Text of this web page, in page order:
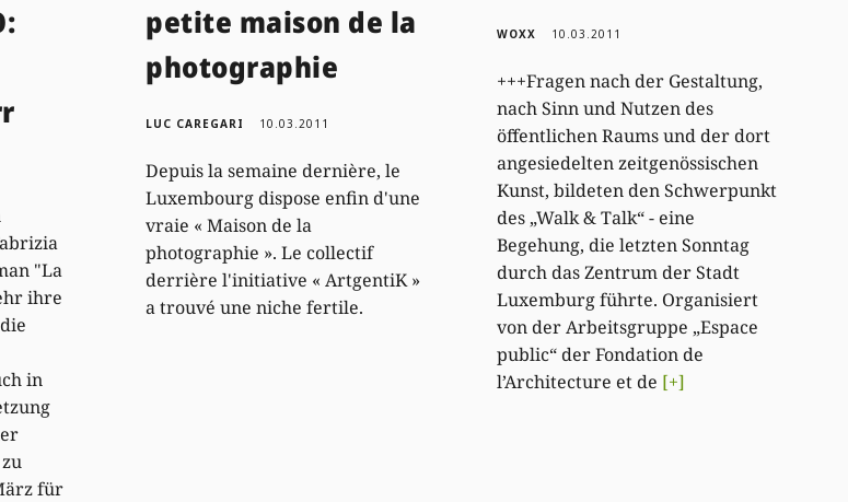
"La
ihre
in
für
petite maison de la
photographie
LUC CAREGARI 10.03.2011
Depuis la semaine dernière, le
Luxembourg dispose enfin d'une
vraie « Maison de la
photographie ». Le collectif
derrière l'initiative « ArtgentiK »
a trouvé une niche fertile.
WOXX 10.03.2011
+++Fragen nach der Gestaltung,
nach Sinn und Nutzen des
öffentlichen Raums und der dort
angesiedelten zeitgenössischen
Kunst, bildeten den Schwerpunkt
des „Walk & Talk“ - eine
Begehung, die letzten Sonntag
durch das Zentrum der Stadt
Luxemburg führte. Organisiert
von der Arbeitsgruppe „Espace
public“ der Fondation de
l’Architecture et de [+]